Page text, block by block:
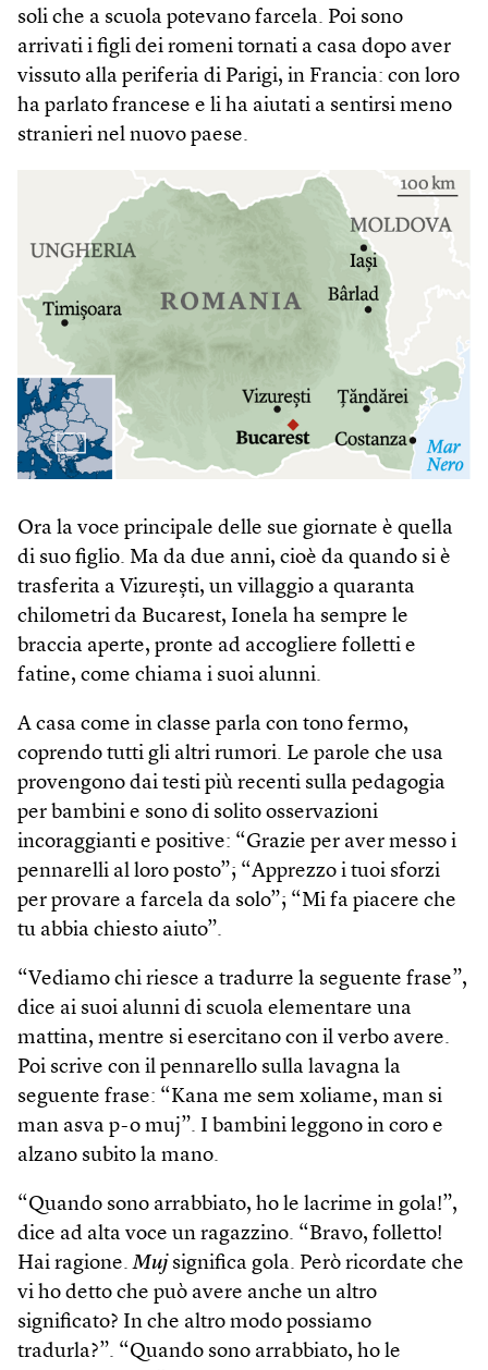
soli che a scuola potevano farcela. Poi sono
arrivati i figli dei romeni tornati a casa dopo aver
vissuto alla periferia di Parigi, in Francia: con loro
ha parlato francese e li ha aiutati a sentirsi meno
stranieri nel nuovo paese.
Ora la voce principale delle sue giornate è quella
di suo figlio. Ma da due anni, cioè da quando si è
trasferita a Vizurești, un villaggio a quaranta
chilometri da Bucarest, Ionela ha sempre le
braccia aperte, pronte ad accogliere folletti e
fatine, come chiama i suoi alunni.
A casa come in classe parla con tono fermo,
coprendo tutti gli altri rumori. Le parole che usa
provengono dai testi più recenti sulla pedagogia
per bambini e sono di solito osservazioni
incoraggianti e positive: “Grazie per aver messo i
pennarelli al loro posto”; “Apprezzo i tuoi sforzi
per provare a farcela da solo”; “Mi fa piacere che
tu abbia chiesto aiuto”.
“Vediamo chi riesce a tradurre la seguente frase”,
dice ai suoi alunni di scuola elementare una
mattina, mentre si esercitano con il verbo avere.
Poi scrive con il pennarello sulla lavagna la
seguente frase: “Kana me sem xoliame, man si
man asva p-o muj”. I bambini leggono in coro e
alzano subito la mano.
“Quando sono arrabbiato, ho le lacrime in gola!”,
dice ad alta voce un ragazzino. “Bravo, folletto!
Hai ragione.Muj significa gola. Però ricordate che
vi ho detto che può avere anche un altro
significato? In che altro modo possiamo
tradurla?”. “Quando sono arrabbiato, ho le